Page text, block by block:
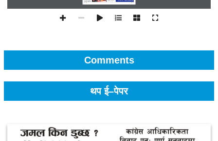
Comments
थप ई–पेपर